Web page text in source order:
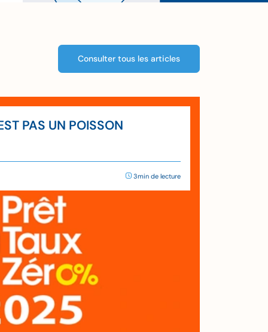
Consulter tous les articles
PAS UN POISSON
3min de lecture